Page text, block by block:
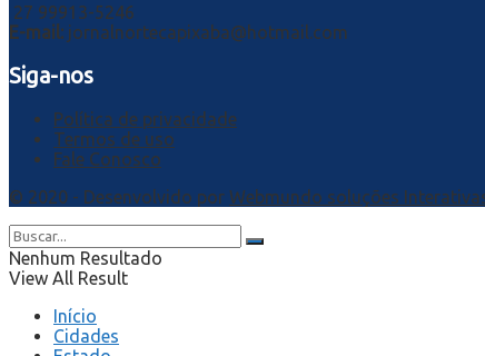
27 99913-5246
E-mail: jornalnortecapixaba@hotmail.com
Siga-nos
Política de privacidade
Termos de uso
Fale Conosco
© 2020 - Desenvolvido por Webmundo soluções
Nenhum Resultado
View All Result
Início
Cidades